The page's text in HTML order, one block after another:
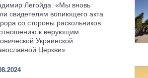
Легойда: «Мы вновь
свидетелям вопиющего акта
со стороны раскольников
к верующим
Украинской
Церкви»